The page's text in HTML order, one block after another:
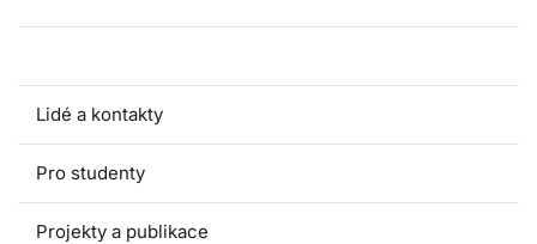
Lidé a kontakty
Pro studenty
Projekty a publikace